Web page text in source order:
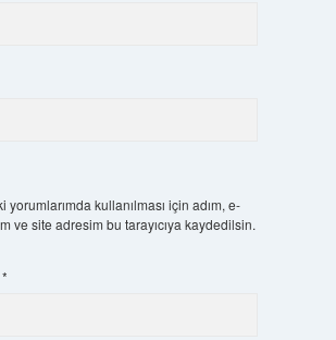
yorumlarımda kullanılması için adım, e-
ve site adresim bu tarayıcıya kaydedilsin.
*